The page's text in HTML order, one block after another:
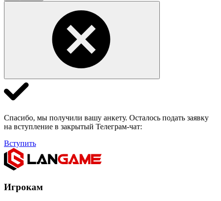
Спасибо, мы получили вашу анкету. Осталось подать заявку
на вступление в закрытый Телеграм-чат:
Вступить
Игрокам